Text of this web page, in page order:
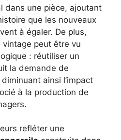
dans une pièce, ajoutant
que les nouveaux
à égaler. De plus,
peut être vu
: réutiliser un
la demande de
diminuant ainsi l’impact
à la production de
refléter une